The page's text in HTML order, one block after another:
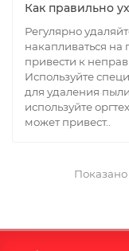
Как правильно
Регулярно
накапливаться на
привести к
Используйте
для удаления
используйте
может привест..
Показано